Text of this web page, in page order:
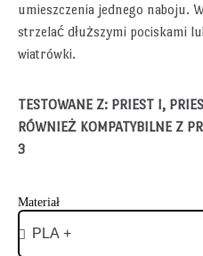
umieszczenia jednego naboju.
strzelać dłuższymi pociskami
wiatrówki.
TESTOWANE Z: PRIEST I,
RÓWNIEŻ KOMPATYBILNE Z
3
Materiał